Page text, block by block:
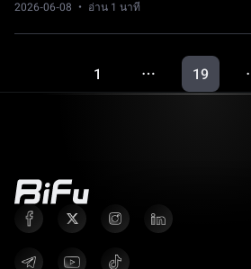
2026-06-08 · อ่าน 1 นาที
1 … 19